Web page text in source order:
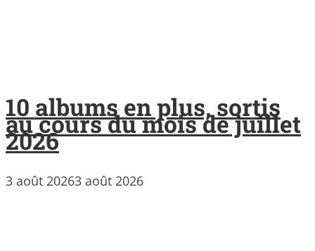
10 albums en plus, sortis
au cours du mois de juillet
2026
3 août 20263 août 2026